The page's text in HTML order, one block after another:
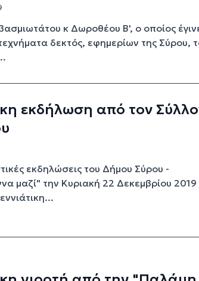
κ Δωροθέου Β', ο οποίος
δεκτός, εφημερίων της Σύρου,
εκδήλωση από τον
εκδηλώσεις του Δήμου Σύρου -
μαζί" την Κυριακή 22 Δεκεμβρίου 2019